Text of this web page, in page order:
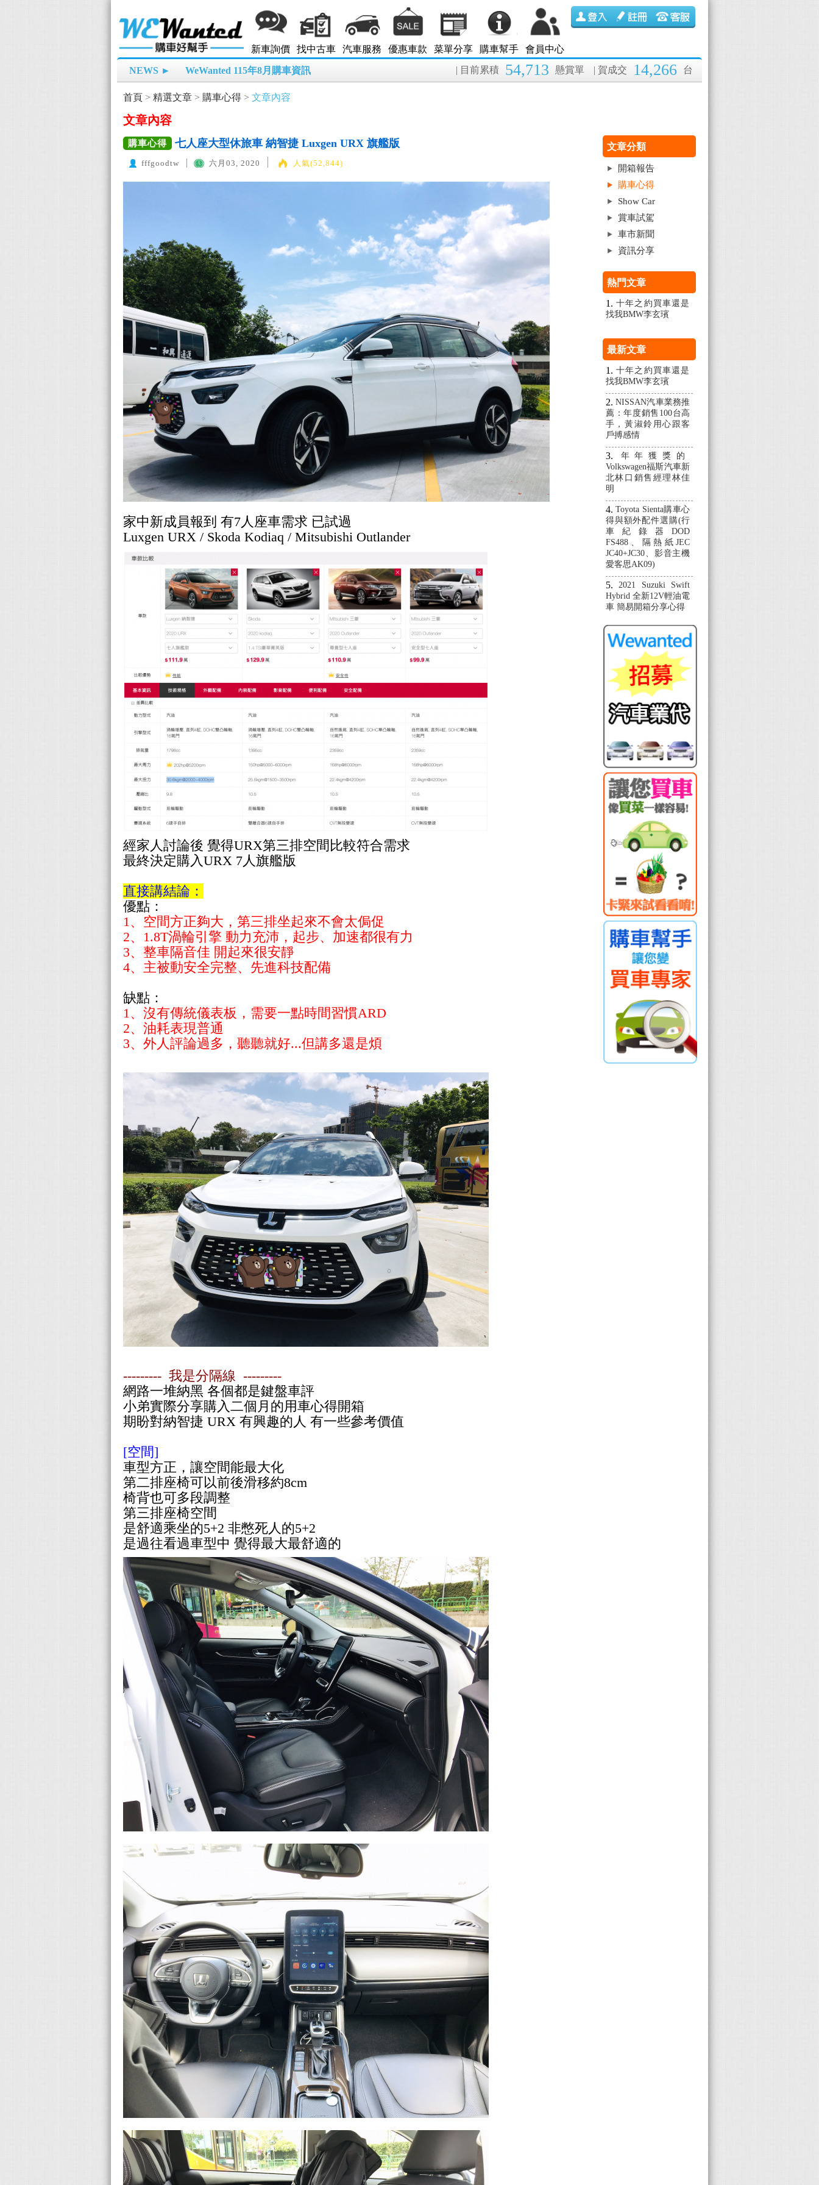
新車詢價 找中古車 汽車服務 優惠車款 菜單分享 購車幫手 會員中心
NEWS ► WeWanted 115年8月購車資訊 | 賀成交 14,266 台
| 目前累積 54,713 懸賞單
首頁 > 精選文章 > 購車心得 > 文章內容
文章內容
購車心得 七人座大型休旅車 納智捷 Luxgen URX 旗艦版
fffgoodtw 六月03, 2020 人氣(52,844)
家中新成員報到 有7人座車需求 已試過
Luxgen URX / Skoda Kodiaq / Mitsubishi Outlander
經家人討論後 覺得URX第三排空間比較符合需求
最終決定購入URX 7人旗艦版
直接講結論：
優點：
1、空間方正夠大，第三排坐起來不會太侷促
2、1.8T渦輪引擎 動力充沛，起步、加速都很有力
3、整車隔音佳 開起來很安靜
4、主被動安全完整、 先進科技配備
缺點：
1、沒有傳統儀表板，需要一點時間習慣ARD
2、油耗表現普通
3、外人評論過多，聽聽就好...但講多還是煩
--------- 我是分隔線 ---------
網路一堆納黑 各個都是鍵盤車評
小弟實際分享購入二個月的用車心得開箱
期盼對納智捷 URX 有興趣的人 有一些參考價值
[空間]
車型方正，讓空間能最大化
第二排座椅可以前後滑移約8cm
椅背也可多段調整
第三排座椅空間
是舒適乘坐的5+2 非憋死人的5+2
是過往看過車型中 覺得最大最舒適的
文章分類
開箱報告
購車心得
Show Car
賞車試駕
車市新聞
資訊分享
熱門文章
十年之約買車還是
找我BMW李玄璸
最新文章
十年之約買車還是
找我BMW李玄璸
NISSAN汽車業務推
薦：年度銷售100台高
手，黃淑鈴用心跟客
戶搏感情
年年獲獎的
Volkswagen福斯汽車新
北林口銷售經理林佳
明
Toyota Sienta購車心
得與額外配件選購(行
車紀錄器DOD
FS488、隔熱紙JEC
JC40+JC30、影音主機
愛客思AK09)
2021 Suzuki Swift
Hybrid 全新12V輕油電
車 簡易開箱分享心得